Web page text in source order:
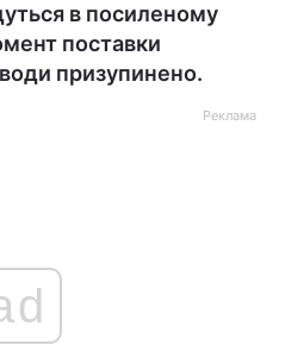
в посиленому
поставки
призупинено.
Реклама